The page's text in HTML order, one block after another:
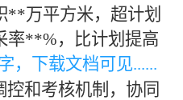
**万平方米，超计划
率**%，比计划提高
，下载文档可见......
和考核机制，协同